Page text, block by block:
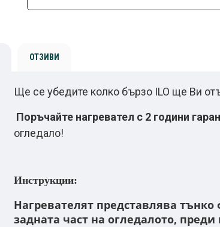
ОТЗИВИ
Ще се убедите колко бързо ILO ще Ви
Поръчайте нагревател с 2 години
огледало!
Инструкции:
Нагревателят представлява тънко
задната част на огледалото, преди